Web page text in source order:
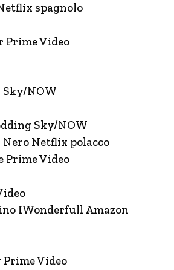
spagnolo
Prime Video
Sky/NOW
Sky/NOW
Nero Netflix polacco
Prime Video
IWonderfull Amazon
Video